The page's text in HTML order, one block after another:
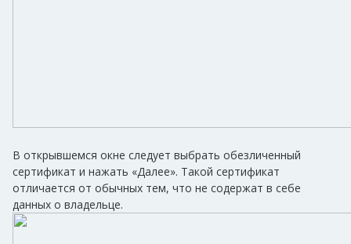
В открывшемся окне следует выбрать обезличенный
сертификат и нажать «Далее». Такой сертификат
отличается от обычных тем, что не содержат в себе
данных о владельце.